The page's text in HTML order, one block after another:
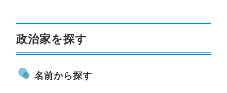
政治家を探す
名前から探す